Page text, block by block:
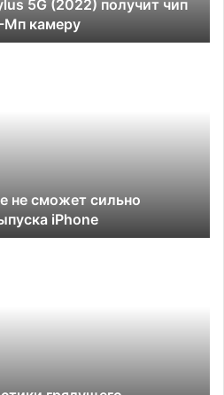
5G (2022) получит чип
Мп камеру
не сможет сильно
iPhone